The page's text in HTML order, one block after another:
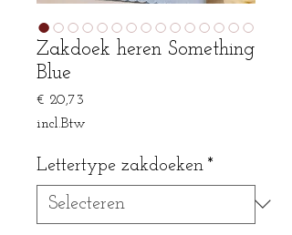
Zakdoek heren Something
Blue
€ 20,73
incl.Btw
Lettertype zakdoeken *